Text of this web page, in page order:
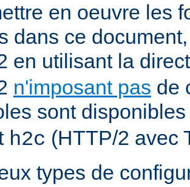
en oeuvre les
dans ce
en utilisant la
n'imposant pas de
sont
h2c (HTTP/2 avec
types de